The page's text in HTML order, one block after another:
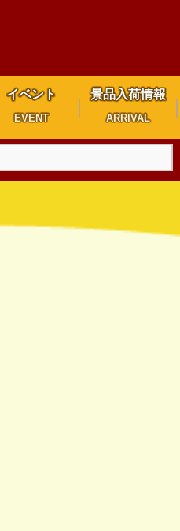
イベント
EVENT
景品入荷情報
ARRIVAL